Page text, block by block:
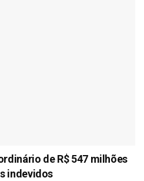
de R$ 547 milhões
indevidos